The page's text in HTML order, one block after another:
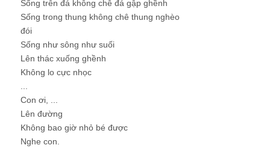
Sống trên đá không chê đá gập ghềnh
Sống trong thung không chê thung nghèo
đói
Sống như sông như suối
Lên thác xuống ghềnh
Không lo cực nhọc
Con ơi, ...
Lên đường
Không bao giờ nhỏ bé được
Nghe con.